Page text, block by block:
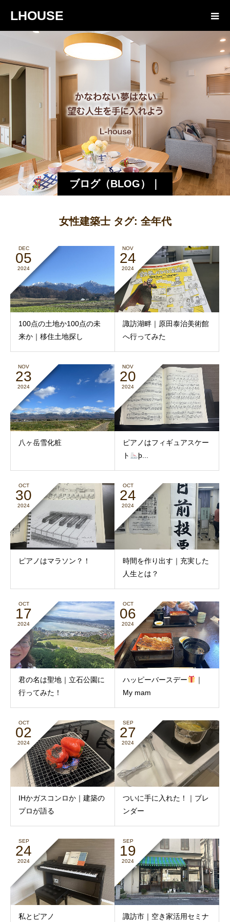
LHOUSE
ブログ（BLOG）｜
エルハウス
女性建築士 タグ: 全年代
DEC
05
2024
100点の土地か100点の未
来か｜移住土地探し
NOV
24
2024
諏訪湖畔｜原田泰治美術館
へ行ってみた
NOV
23
2024
八ヶ岳雪化粧
NOV
20
2024
ピアノはフィギュアスケー
ト
þ...
OCT
30
2024
ピアノはマラソン？！
OCT
24
2024
時間を作り出す｜充実した
人生とは？
OCT
17
2024
君の名は聖地｜立石公園に
行ってみた！
OCT
06
2024
ハッピーバースデー
｜
My mam
OCT
02
2024
IHかガスコンロか｜建築の
プロが語る
SEP
27
2024
ついに手に入れた！｜ブレ
ンダー
SEP
24
2024
私とピアノ
SEP
19
2024
諏訪市｜空き家活用セミナ